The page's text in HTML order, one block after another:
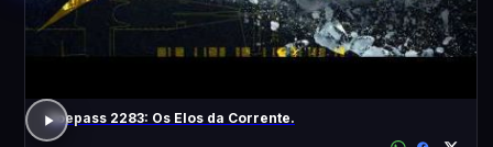
Voepass 2283: Os Elos da Corrente.